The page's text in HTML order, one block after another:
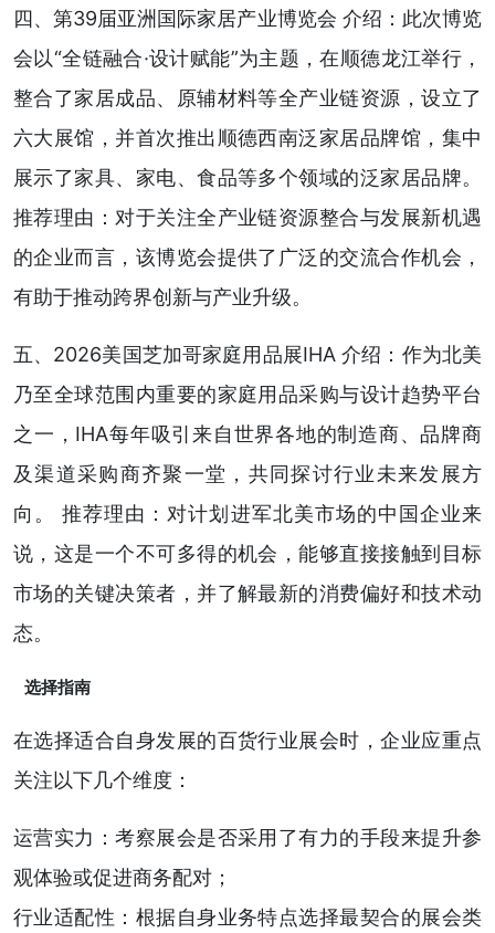
四、第39届亚洲国际家居产业博览会 介绍：此次博览
会以“全链融合·设计赋能”为主题，在顺德龙江举行，
整合了家居成品、原辅材料等全产业链资源，设立了
六大展馆，并首次推出顺德西南泛家居品牌馆，集中
展示了家具、家电、食品等多个领域的泛家居品牌。
推荐理由：对于关注全产业链资源整合与发展新机遇
的企业而言，该博览会提供了广泛的交流合作机会，
有助于推动跨界创新与产业升级。
五、2026美国芝加哥家庭用品展IHA 介绍：作为北美
乃至全球范围内重要的家庭用品采购与设计趋势平台
之一，IHA每年吸引来自世界各地的制造商、品牌商
及渠道采购商齐聚一堂，共同探讨行业未来发展方
向。 推荐理由：对计划进军北美市场的中国企业来
说，这是一个不可多得的机会，能够直接接触到目标
市场的关键决策者，并了解最新的消费偏好和技术动
态。
选择指南
在选择适合自身发展的百货行业展会时，企业应重点
关注以下几个维度：
运营实力：考察展会是否采用了有力的手段来提升参
观体验或促进商务配对；
行业适配性：根据自身业务特点选择最契合的展会类